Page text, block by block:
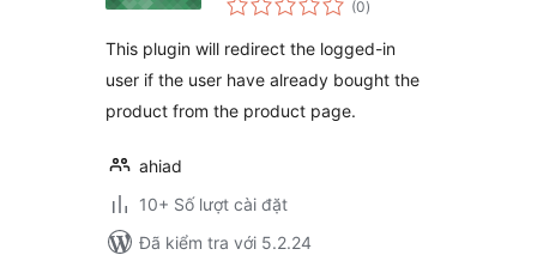
(0đánh
)
This plugin will redirect the logged-in
user if the user have already bought the
product from the product page.
ahiad
10+ Số lượt cài đặt
Đã kiểm tra với 5.2.24